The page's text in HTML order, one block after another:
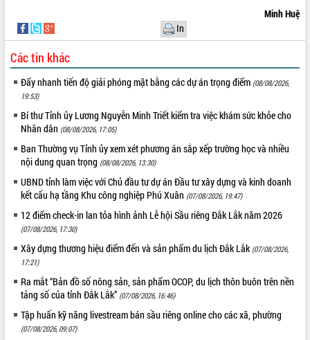
Minh Huệ
In
Các tin khác
Đẩy nhanh tiến độ giải phóng mặt bằng các dự án trọng điểm (08/08/2026,
19:53)
Bí thư Tỉnh ủy Lương Nguyễn Minh Triết kiểm tra việc khám sức khỏe cho
Nhân dân (08/08/2026, 17:05)
Ban Thường vụ Tỉnh ủy xem xét phương án sắp xếp trường học và nhiều
nội dung quan trọng (08/08/2026, 13:30)
UBND tỉnh làm việc với Chủ đầu tư dự án Đầu tư xây dựng và kinh doanh
kết cấu hạ tầng Khu công nghiệp Phú Xuân (07/08/2026, 19:47)
12 điểm check-in lan tỏa hình ảnh Lễ hội Sầu riêng Đắk Lắk năm 2026
(07/08/2026, 17:30)
Xây dựng thương hiệu điểm đến và sản phẩm du lịch Đắk Lắk (07/08/2026,
17:21)
Ra mắt “Bản đồ số nông sản, sản phẩm OCOP, du lịch thôn buôn trên nền
tảng số của tỉnh Đắk Lắk” (07/08/2026, 16:46)
Tập huấn kỹ năng livestream bán sầu riêng online cho các xã, phường
(07/08/2026, 09:07)